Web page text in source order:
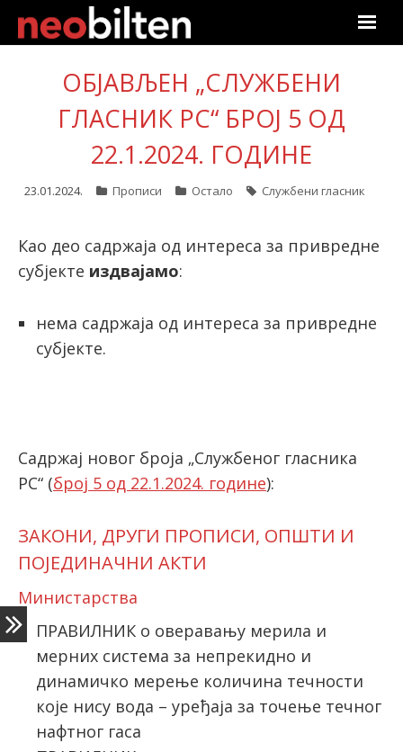
Почетна
Претрага
Актуелно
Подаци
Линкови
Претплата
latinica
ОБЈАВЉЕН „СЛУЖБЕНИ
ГЛАСНИК РС“ БРОЈ 5 ОД
22.1.2024. ГОДИНЕ
23.01.2024. Прописи Остало Службени гласник
Као део садржаја од интереса за привредне
субјекте издвајамо:
нема садржаја од интереса за привредне
субјекте.
Садржај новог броја „Службеног гласника
РС“ (број 5 од 22.1.2024. године):
ЗАКОНИ, ДРУГИ ПРОПИСИ, ОПШТИ И
ПОЈЕДИНАЧНИ АКТИ
Министарства
ПРАВИЛНИК о оверавању мерила и
мерних система за непрекидно и
динамичко мерење количинa течности
које нису вода – уређаја за точење течног
нафтног гаса